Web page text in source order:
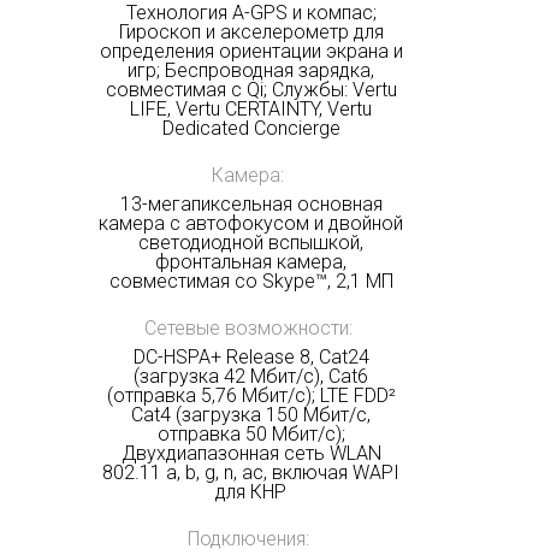
Технология A-GPS и компас;
Гироскоп и акселерометр для
определения ориентации экрана и
игр; Беспроводная зарядка,
совместимая с Qi; Службы: Vertu
LIFE, Vertu CERTAINTY, Vertu
Dedicated Concierge
Камера:
13-мегапиксельная основная
камера с автофокусом и двойной
светодиодной вспышкой,
фронтальная камера,
совместимая со Skype™, 2,1 МП
Сетевые возможности:
DC-HSPA+ Release 8, Cat24
(загрузка 42 Мбит/с), Cat6
(отправка 5,76 Мбит/с); LTE FDD²
Cat4 (загрузка 150 Мбит/с,
отправка 50 Мбит/с);
Двухдиапазонная сеть WLAN
802.11 a, b, g, n, ac, включая WAPI
для КНР
Подключения: